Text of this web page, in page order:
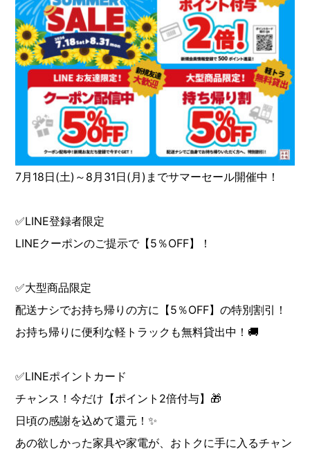
7月18日(土)～8月31日(月)までサマーセール開催中！
✅LINE登録者限定
LINEクーポンのご提示で【5％OFF】！
✅大型商品限定
配送ナシでお持ち帰りの方に【5％OFF】の特別割引！
お持ち帰りに便利な軽トラックも無料貸出中！🚚
✅LINEポイントカード
チャンス！今だけ【ポイント2倍付与】🎁
日頃の感謝を込めて還元！✨
あの欲しかった家具や家電が、おトクに手に入るチャン